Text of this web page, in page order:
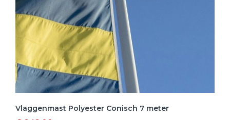
Vlaggenmast Polyester Conisch 7 meter